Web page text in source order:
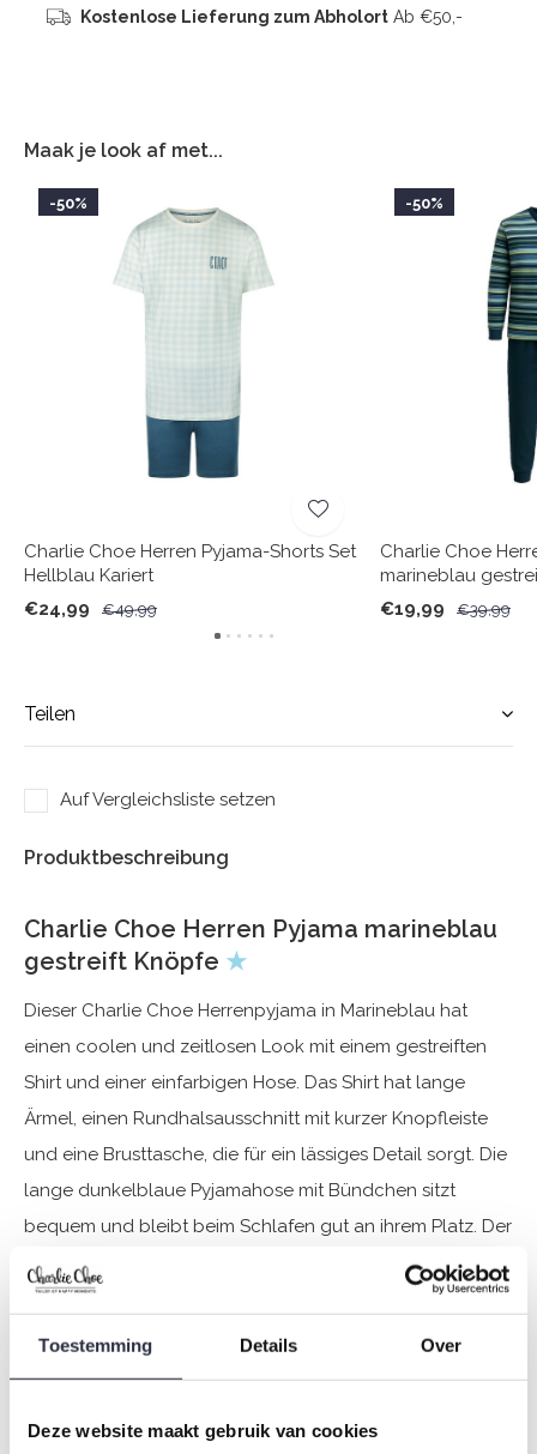
Toestemming Details Over
Deze website maakt gebruik van cookies
Kostenlose Lieferung zum AbholortAb €50,-
Maak je look af met...
-50%
Charlie Choe Herren Pyjama-Shorts Set
Hellblau Kariert
€24,99
€49,99
-50%
Charlie Choe
marineblau
€19,99
€39,99
Teilen
Auf Vergleichsliste setzen
Produktbeschreibung
Charlie Choe Herren Pyjama marineblau
gestreift Knöpfe ★
Dieser Charlie Choe Herrenpyjama in Marineblau hat
einen coolen und zeitlosen Look mit einem gestreiften
Shirt und einer einfarbigen Hose. Das Shirt hat lange
Ärmel, einen Rundhalsausschnitt mit kurzer Knopfleiste
und eine Brusttasche, die für ein lässiges Detail sorgt. Die
lange dunkelblaue Pyjamahose mit Bündchen sitzt
bequem und bleibt beim Schlafen gut an ihrem Platz. Der
Stoff aus 100 % Baumwolle fühlt sich weich und
atmungsaktiv an und ist ideal für einen erholsamen
Schlaf und entspannte Momente zu Hause. Diese Charlie